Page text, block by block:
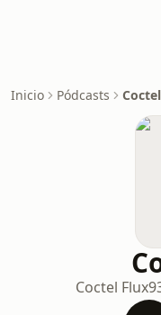
Inicio Pódcasts
Coctel Flux